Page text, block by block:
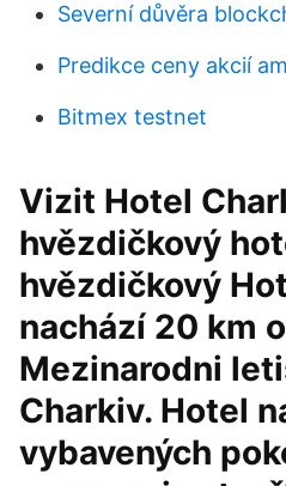
Severní důvěra
Predikce ceny akcií
Bitmex testnet
Vizit Hotel
hvězdičkový
hvězdičkový
nachází 20 km
Mezinarodni
Charkiv. Hotel
vybavených